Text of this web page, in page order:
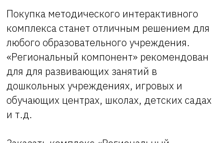
Покупка методического интерактивного
комплекса станет отличным решением для
любого образовательного учреждения.
«Региональный компонент» рекомендован
для для развивающих занятий в
дошкольных учреждениях, игровых и
обучающих центрах, школах, детских садах
и т.д.